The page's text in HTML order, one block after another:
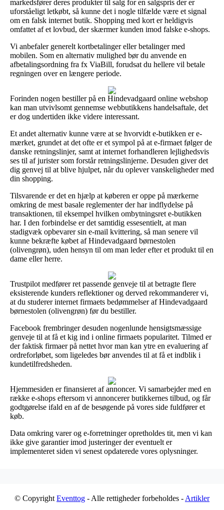
markedsfører deres produkter til salg for en salgspris der er
uforståeligt letkøbt, så kunne det i nogle tilfælde være et signal
om en falsk internet butik. Shopping med kort er heldigvis
omfattet af et lovbud, der skærmer kunden imod falske e-shops.
Vi anbefaler generelt kortbetalinger eller betalinger med
mobilen. Som en alternativ mulighed bør du anvende en
afbetalingsordning fra fx ViaBill, forudsat du hellere vil betale
regningen over en længere periode.
Forinden nogen bestiller på en Hindevadgaard online webshop
kan man utvivlsomt gennemse webbutikkens handelsaftale, det
er dog undertiden ikke videre interessant.
Et andet alternativ kunne være at se hvorvidt e-butikken er e-
mærket, grundet at det ofte er et sympol på at e-firmaet følger de
danske retningslinjer, samt at internet forhandleren lejlighedsvis
ses til af jurister som forstår retningslinjerne. Desuden giver det
dig genvej til at blive hjulpet, når du oplever vanskeligheder med
din shopping.
Tilsvarende er det en hjælp at køberen er oppe på mærkerne
omkring de mest basale reglementer der har indflydelse på
transaktionen, til eksempel hvilken ombytningsret e-butikken
har. I den forbindelse er det samtidig essesentielt, at man
stadigvæk opbevarer sin e-mail kvittering, så man senere vil
kunne bekræfte købet af Hindevadgaard børnestolen
(olivengrøn), uden hensyn til om man leder efter et produkt til en
dame eller herre.
Trustpilot medfører ret passende genveje til at betragte flere
eksisterende kunders reflektioner og derved rekommanderer vi,
at du studerer internet firmaets bedømmelser af Hindevadgaard
børnestolen (olivengrøn) før du bestiller.
Facebook frembringer desuden nogenlunde hensigtsmæssige
genveje til at få et kig ind i online firmaets popularitet. Tilmed er
der faktisk firmaer på nettet hvor man kan ytre en evaluering af
ordreforløbet, som ligeledes bør anvendes til at få et indblik i
kundetilfredsheden.
Hjemmesiden er finansieret af annoncer. Vi samarbejder med en
række e-shops eftersom vi annoncerer butikkernes tilbud, og får
godtgørelse ifald en af de besøgende på vores side fuldfører et
køb.
Data omkring varer og e-forretninger opretholdes tit, men vi kan
ikke give garantier imod justeringer der eventuelt er
implementeret siden vi senest opdaterede vores oplysninger.
© Copyright Eventtog - Alle rettigheder forbeholdes - Artikler